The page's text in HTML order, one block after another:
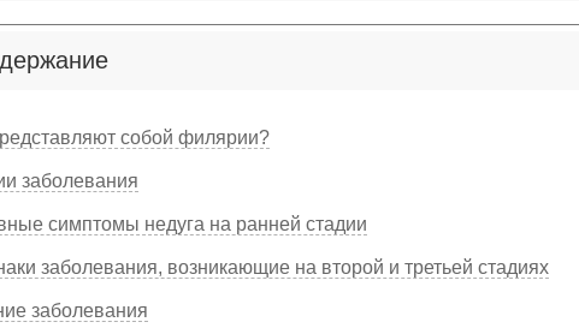
собой филярии?
заболевания
симптомы недуга на ранней стадии
заболевания, возникающие на второй и третьей стадиях
заболевания